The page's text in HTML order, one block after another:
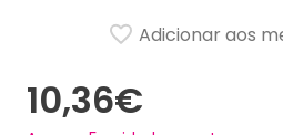
10,36€
Adicionar aos